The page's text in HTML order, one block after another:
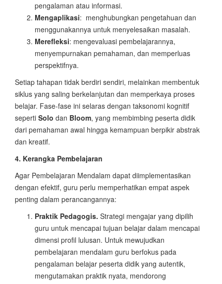
pengalaman atau informasi.
Mengaplikasi: menghubungkan pengetahuan dan
menggunakannya untuk menyelesaikan masalah.
Merefleksi: mengevaluasi pembelajarannya,
menyempurnakan pemahaman, dan memperluas
perspektifnya.
Setiap tahapan tidak berdiri sendiri, melainkan membentuk
siklus yang saling berkelanjutan dan memperkaya proses
belajar. Fase-fase ini selaras dengan taksonomi kognitif
seperti Solo dan Bloom, yang membimbing peserta didik
dari pemahaman awal hingga kemampuan berpikir abstrak
dan kreatif.
4. Kerangka Pembelajaran
Agar Pembelajaran Mendalam dapat diimplementasikan
dengan efektif, guru perlu memperhatikan empat aspek
penting dalam perancangannya:
Praktik Pedagogis. Strategi mengajar yang dipilih
guru untuk mencapai tujuan belajar dalam mencapai
dimensi profil lulusan. Untuk mewujudkan
pembelajaran mendalam guru berfokus pada
pengalaman belajar peserta didik yang autentik,
mengutamakan praktik nyata, mendorong